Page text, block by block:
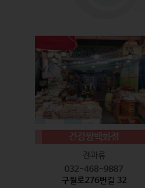
건강짱백화점
견과류
032-468-9887
구월로276번길 32